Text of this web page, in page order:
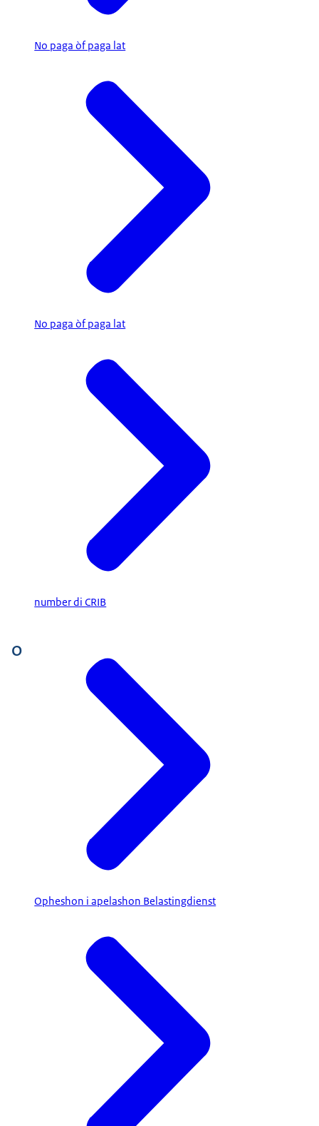
No paga òf paga lat
No paga òf paga lat
number di CRIB
O
Opheshon i apelashon Belastingdienst